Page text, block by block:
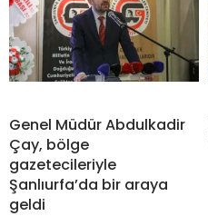
Genel Müdür Abdulkadir
Çay, bölge
gazetecileriyle
Şanlıurfa’da bir araya
geldi